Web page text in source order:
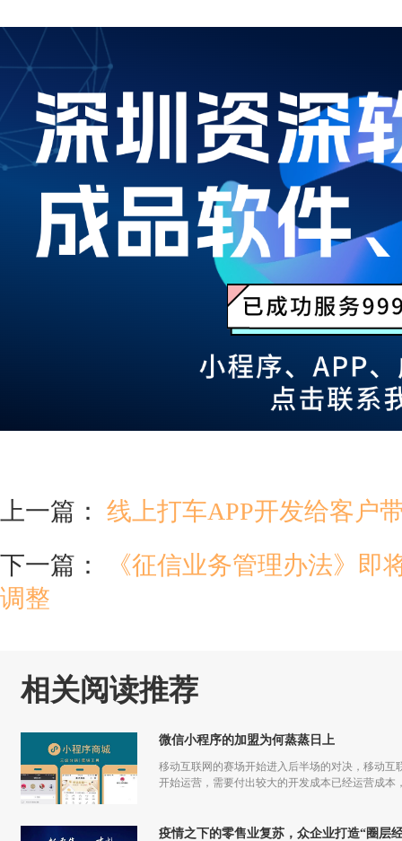
上一篇： 线上打车APP开发给客户
下一篇：
《征信业务管理办法》即
调整
相关阅读推荐
微信小程序的加盟为何蒸蒸日上
移动互联网的赛场开始进入后半场的对决，移动
开始运营，需要付出较大的开发成本已经运营成
疫情之下的零售业复苏，众企业打造“圈层